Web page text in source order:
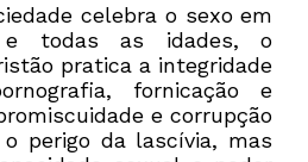
celebra o sexo em
todas as idades, o
pratica a integridade
fornicação e
e corrupção
perigo da lascívia, mas